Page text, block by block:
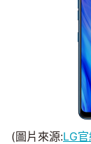
(圖片來源:LG官